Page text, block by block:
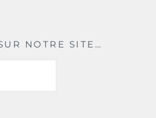
NOTRE SITE…